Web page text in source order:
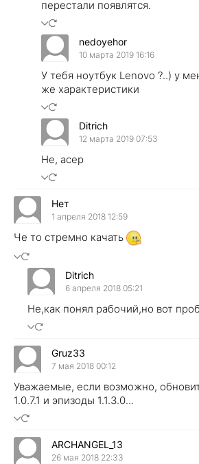
перестали появлятся.
nedoyehor
10 марта 2019 16:16
У тебя ноутбук Lenovo ?..) у
же характеристики
Ditrich
12 марта 2019 07:53
Не, асер
Нет
1 апреля 2018 12:59
Че то стремно качать
Ditrich
6 апреля 2018 05:21
Не,как понял рабочий,но вот
Gruz33
7 мая 2018 00:12
Уважаемые, если возможно,
1.0.7.1 и эпизоды 1.1.3.0...
ARCHANGEL_13
26 мая 2018 22:33